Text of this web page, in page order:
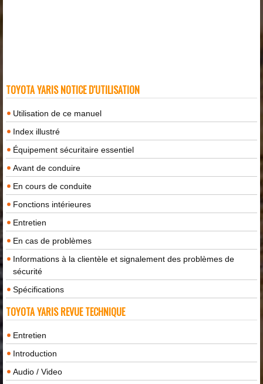
TOYOTA YARIS NOTICE D'UTILISATION
Utilisation de ce manuel
Index illustré
Équipement sécuritaire essentiel
Avant de conduire
En cours de conduite
Fonctions intérieures
Entretien
En cas de problèmes
Informations à la clientèle et signalement des problèmes de
sécurité
Spécifications
TOYOTA YARIS REVUE TECHNIQUE
Entretien
Introduction
Audio / Video